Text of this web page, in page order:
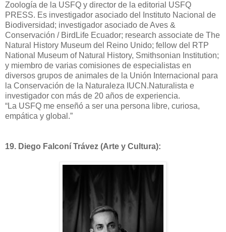
Zoología de la USFQ y director de la editorial USFQ
PRESS. Es investigador asociado del Instituto Nacional de
Biodiversidad; investigador asociado de Aves &
Conservación / BirdLife Ecuador; research associate de The
Natural History Museum del Reino Unido; fellow del RTP
National Museum of Natural History, Smithsonian Institution;
y miembro de varias comisiones de especialistas en
diversos grupos de animales de la Unión Internacional para
la Conservación de la Naturaleza IUCN.Naturalista e
investigador con más de 20 años de experiencia.
“La USFQ me enseñó a ser una persona libre, curiosa,
empática y global.”
19. Diego Falconí Trávez (Arte y Cultura):